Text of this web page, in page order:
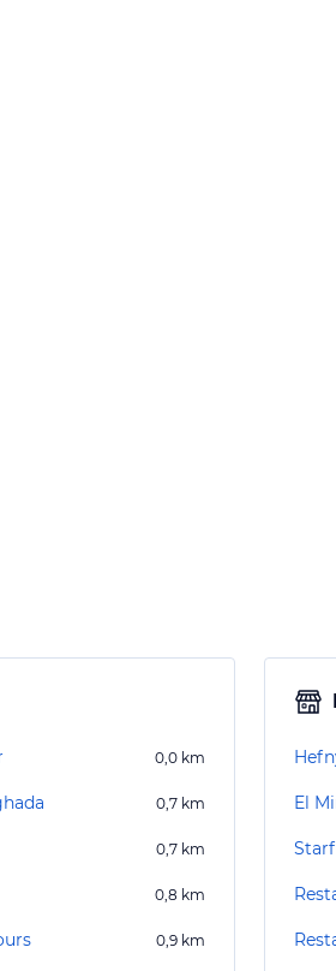
0,0 km
0,7 km
0,7 km
0,8 km
0,9 km
El